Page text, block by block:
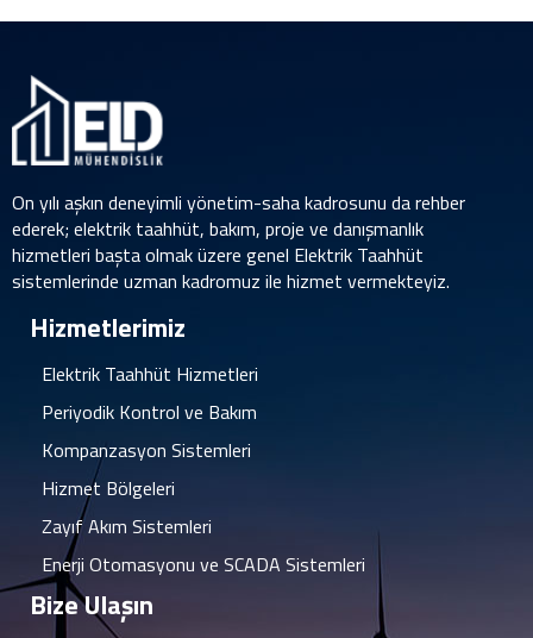
On yılı aşkın deneyimli yönetim-saha kadrosunu da rehber
ederek; elektrik taahhüt, bakım, proje ve danışmanlık
hizmetleri başta olmak üzere genel Elektrik Taahhüt
sistemlerinde uzman kadromuz ile hizmet vermekteyiz.
Hizmetlerimiz
Elektrik Taahhüt Hizmetleri
Periyodik Kontrol ve Bakım
Kompanzasyon Sistemleri
Hizmet Bölgeleri
Zayıf Akım Sistemleri
Enerji Otomasyonu ve SCADA Sistemleri
Bize Ulaşın